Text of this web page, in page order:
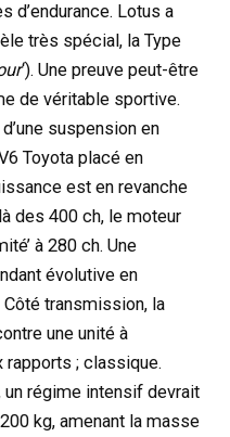
d’endurance. Lotus a
très spécial, la Type
‘). Une preuve peut-être
de véritable sportive.
suspension en
Toyota placé en
est en revanche
des 400 ch, le moteur
à 280 ch. Une
évolutive en
transmission, la
une unité à
; classique.
un régime intensif devrait
kg, amenant la masse